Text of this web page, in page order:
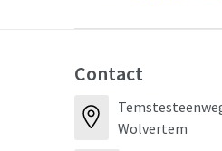
Contact
Wolvertem